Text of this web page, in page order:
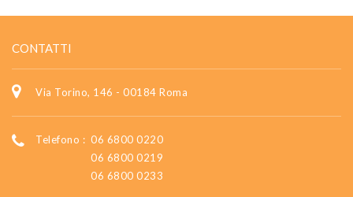
CONTATTI
Via Torino, 146 - 00184 Roma
Telefono : 06 6800 0220
06 6800 0219
06 6800 0233